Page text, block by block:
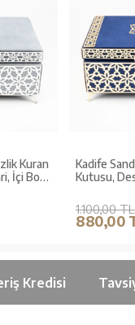
Kuran
İçi Boş
Kadife
Kutusu,
1.100,00 TL
880,00
Kredisi